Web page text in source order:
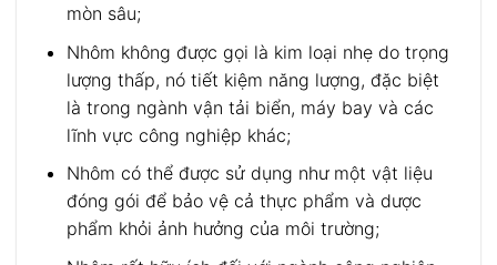
mòn sâu;
Nhôm không được gọi là kim loại nhẹ do trọng
lượng thấp, nó tiết kiệm năng lượng, đặc biệt
là trong ngành vận tải biển, máy bay và các
lĩnh vực công nghiệp khác;
Nhôm có thể được sử dụng như một vật liệu
đóng gói để bảo vệ cả thực phẩm và dược
phẩm khỏi ảnh hưởng của môi trường;